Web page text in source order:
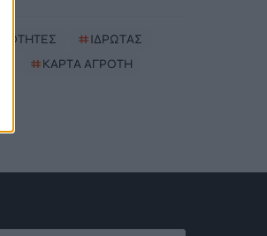
#ΙΔΡΩΤΑΣ
#ΚΑΡΤΑ ΑΓΡΟΤΗ